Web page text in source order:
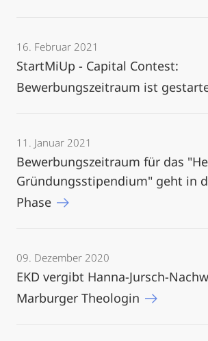
16. Februar 2021
StartMiUp - Capital Contest:
Bewerbungszeitraum ist
11. Januar 2021
Bewerbungszeitraum für das
Gründungsstipendium" geht in
Phase
09. Dezember 2020
EKD vergibt Hanna-Jursch-
Marburger Theologin